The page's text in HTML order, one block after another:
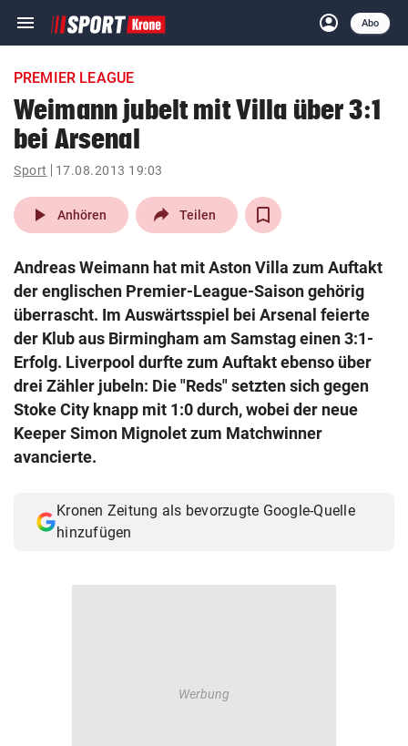
menu Navigation
ein-/ausklappen
account_circle
Anmelden
Abo
close Schließen
account_circle Anmelden
pin_drop
Wien arrow_right
search
Suchbegriff
eingeben
© Krone Multimedia GmbH & Co KG 2026
Muthgasse 2, 1190 Wien
PREMIER LEAGUE
Weimann jubelt mit Villa über 3:1
bei Arsenal
Sport 17.08.2013 19:03
play_arrow Anhören Teilen
Andreas Weimann hat mit Aston Villa zum Auftakt
der englischen Premier-League-Saison gehörig
überrascht. Im Auswärtsspiel bei Arsenal feierte
der Klub aus Birmingham am Samstag einen 3:1-
Erfolg. Liverpool durfte zum Auftakt ebenso über
drei Zähler jubeln: Die "Reds" setzten sich gegen
Stoke City knapp mit 1:0 durch, wobei der neue
Keeper Simon Mignolet zum Matchwinner
avancierte.
Kronen Zeitung als bevorzugte Google-Quelle
hinzufügen